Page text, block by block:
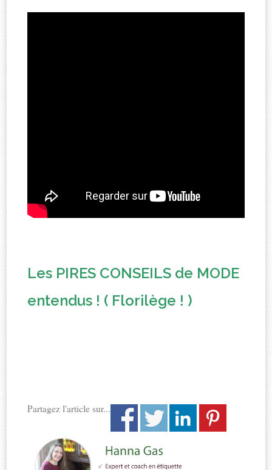
Les PIRES CONSEILS de MODE
entendus ! ( Florilège ! )
Partagez l'article sur...